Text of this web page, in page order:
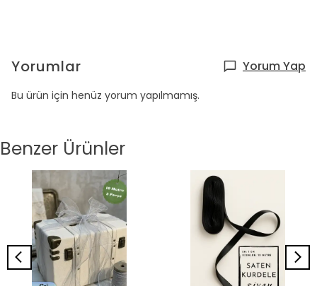
Yorumlar Yorum Yap
Bu ürün için henüz yorum yapılmamış.
Benzer Ürünler